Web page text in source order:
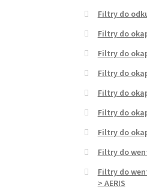
Filtry do
Filtry do
Filtry do
Filtry do
Filtry do
Filtry do
Filtry do
Filtry do
Filtry do
> AERIS